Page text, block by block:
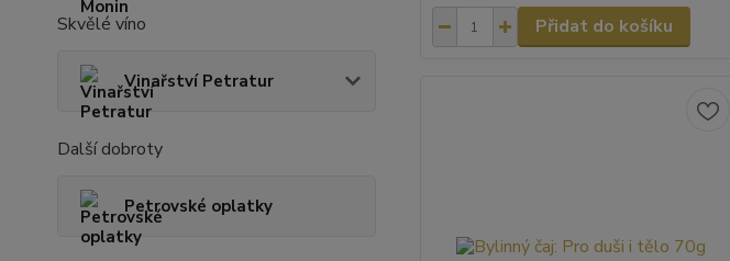
Skvělé víno
Vinařství Petratur
Další dobroty
Petrovské oplatky
Přidat do košíku